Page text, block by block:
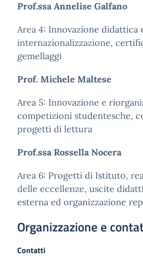
Prof.ssa Annelise Galfano
Area 4: Innovazione
internazionalizzazione,
gemellaggi
Prof. Michele Maltese
Area 5: Innovazione e
competizioni studentesche,
progetti di lettura
Prof.ssa Rossella Nocera
Area 6: Progetti di Istituto,
delle eccellenze, uscite
esterna ed organizzazione
Organizzazione e
Contatti